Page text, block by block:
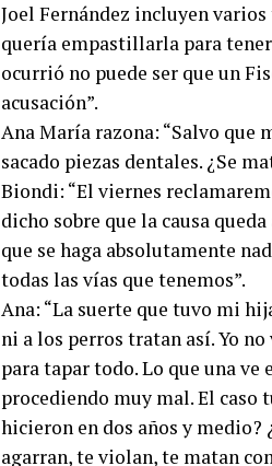
Joel Fernández incluyen
quería empastillarla para
ocurrió no puede ser que un
acusación”.
Ana María razona: “Salvo que
sacado piezas dentales. ¿Se
Biondi: “El viernes
dicho sobre que la causa
que se haga absolutamente
todas las vías que tenemos”.
Ana: “La suerte que tuvo mi
ni a los perros tratan así. Yo
para tapar todo. Lo que una ve
procediendo muy mal. El caso
hicieron en dos años y medio?
agarran, te violan, te matan